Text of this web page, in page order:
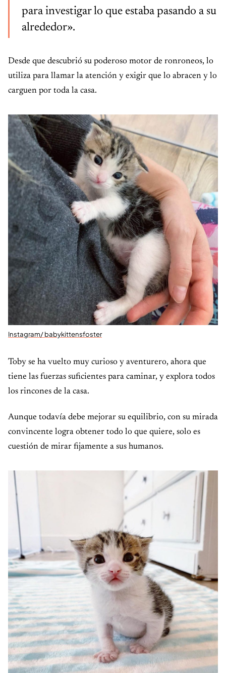
para investigar lo que estaba pasando a su
alrededor».
Desde que descubrió su poderoso motor de ronroneos, lo
utiliza para llamar la atención y exigir que lo abracen y lo
carguen por toda la casa.
Instagram/ babykittensfoster
Toby se ha vuelto muy curioso y aventurero, ahora que
tiene las fuerzas suficientes para caminar, y explora todos
los rincones de la casa.
Aunque todavía debe mejorar su equilibrio, con su mirada
convincente logra obtener todo lo que quiere, solo es
cuestión de mirar fijamente a sus humanos.